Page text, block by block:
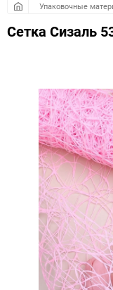
Упаковочные
Сетка Сизаль